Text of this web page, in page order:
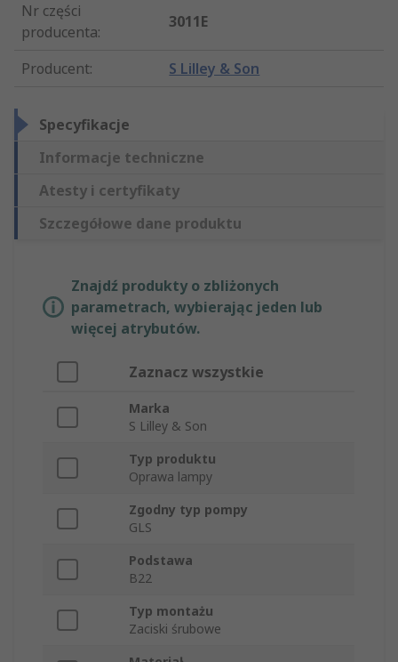
Nr części
producenta:
3011E
Producent: S Lilley & Son
Specyfikacje
Informacje techniczne
Atesty i certyfikaty
Szczegółowe dane produktu
Znajdź produkty o zbliżonych
parametrach, wybierając jeden lub
więcej atrybutów.
Zaznacz wszystkie
Marka
S Lilley & Son
Typ produktu
Oprawa lampy
Zgodny typ pompy
GLS
Podstawa
B22
Typ montażu
Zaciski śrubowe